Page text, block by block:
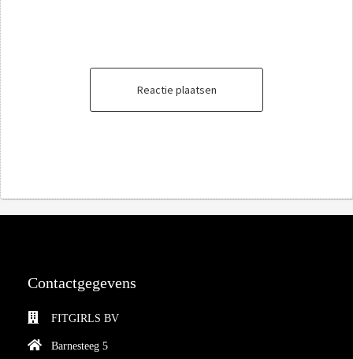
Reactie plaatsen
Contactgegevens
FITGIRLS BV
Barnesteeg 5